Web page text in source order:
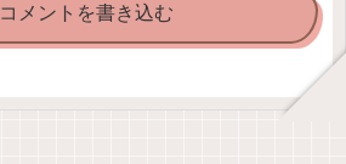
コメントを書き込む